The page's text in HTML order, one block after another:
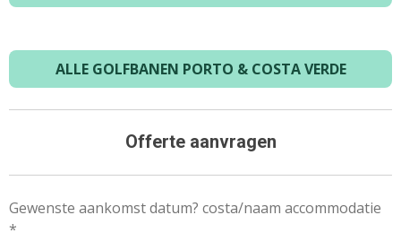
ALLE GOLFBANEN PORTO & COSTA VERDE
Offerte aanvragen
Gewenste aankomst datum? costa/naam accommodatie
*